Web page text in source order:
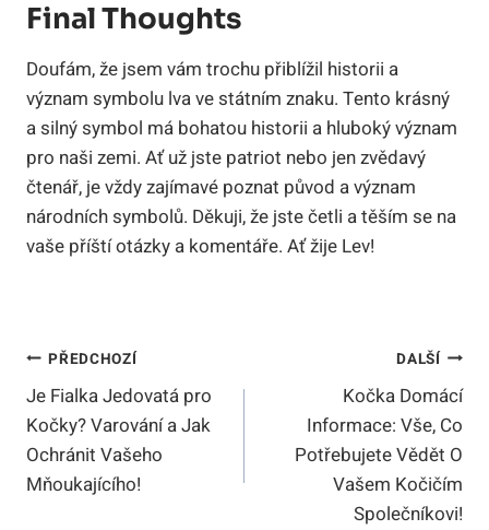
Final Thoughts
Doufám, že jsem vám trochu přiblížil historii a
význam symbolu lva ve státním znaku. Tento krásný
a silný symbol má bohatou historii a hluboký význam
pro naši zemi. Ať už jste patriot nebo jen zvědavý
čtenář, je vždy zajímavé poznat původ a význam
národních symbolů. Děkuji, že jste četli a těším se na
vaše příští otázky a komentáře. Ať žije Lev!
Navigace
Pro
Příspěvek
PŘEDCHOZÍ
Je Fialka Jedovatá pro
Kočky? Varování a Jak
Ochránit Vašeho
Mňoukajícího!
DALŠÍ
Kočka Domácí
Informace: Vše, Co
Potřebujete Vědět O
Vašem Kočičím
Společníkovi!